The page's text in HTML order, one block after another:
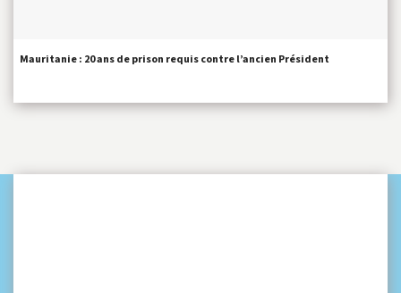
Mauritanie : 20 ans de prison requis contre l’ancien Président